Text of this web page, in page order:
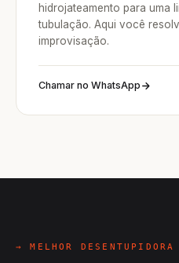
hidrojateamento para uma
tubulação. Aqui você
improvisação.
Chamar no WhatsApp
→ MELHOR DESENTUPIDORA